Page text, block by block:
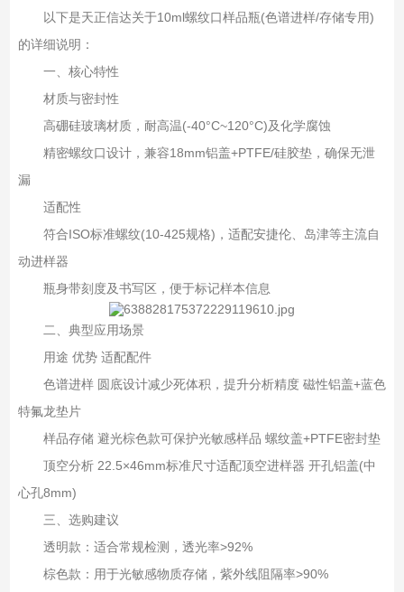
以下是天正信达关于10ml螺纹口样品瓶(色谱进样/存储专用)
的详细说明：
一、核心特性‌
材质与密封性‌
高硼硅玻璃材质，耐高温(-40°C~120°C)及化学腐蚀
精密螺纹口设计，兼容18mm铝盖+PTFE/硅胶垫，确保无泄
漏
适配性‌
符合ISO标准螺纹(10-425规格)，适配安捷伦、岛津等主流自
动进样器
瓶身带刻度及书写区，便于标记样本信息
二、典型应用场景‌
用途‌ ‌优势‌ ‌适配配件‌
色谱进样‌ 圆底设计减少死体积，提升分析精度 磁性铝盖+蓝色
特氟龙垫片
样品存储‌ 避光棕色款可保护光敏感样品 螺纹盖+PTFE密封垫
顶空分析‌ 22.5×46mm标准尺寸适配顶空进样器 开孔铝盖(中
心孔8mm)
三、选购建议‌
透明款‌：适合常规检测，透光率>92%
棕色款‌：用于光敏感物质存储，紫外线阻隔率>90%